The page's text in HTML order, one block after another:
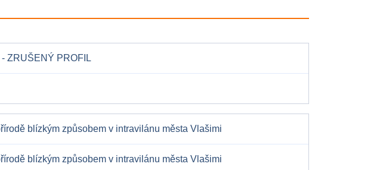
ZRUŠENÝ PROFIL
blízkým způsobem v intravilánu města Vlašimi
blízkým způsobem v intravilánu města Vlašimi